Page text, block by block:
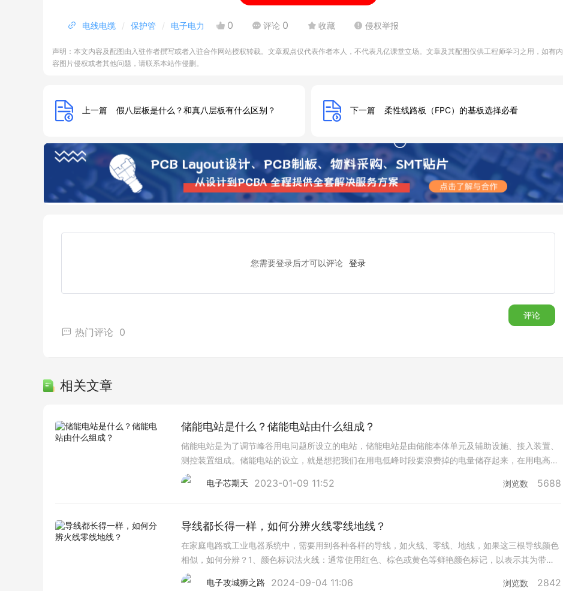
电线电缆 保护管 电子电力 0 评论 0 收藏 侵权举报
声明：本文内容及配图由入驻作者撰写或者入驻合作网站授权转载。文章观点仅代表作者本人，不代表凡亿课堂立场。文章及其配图仅供工程师学习之用，如有内
容图片侵权或者其他问题，请联系本站作侵删。
上一篇 假八层板是什么？和真八层板有什么区别？ 下一篇 柔性线路板（FPC）的基板选择必看
您需要登录后才可以评论 登录
评论
热门评论 0
相关文章
储能电站是什么？储能电站由什么组成？
储能电站是为了调节峰谷用电问题所设立的电站，储能电站是由储能本体单元及辅助设施、接入装置、
测控装置组成。储能电站的设立，就是想把我们在用电低峰时段要浪费掉的电量储存起来，在用电高峰
的时候重新释放到电网中，来达到削峰填谷的的目的。储能电站可以
电子芯期天
2023-01-09 11:52 浏览数 5688
导线都长得一样，如何分辨火线零线地线？
在家庭电路或工业电器系统中，需要用到各种各样的导线，如火线、零线、地线，如果这三根导线颜色
相似，如何分辨？1、颜色标识法火线：通常使用红色、棕色或黄色等鲜艳颜色标记，以表示其为带电
线路，负责传输电流。零线：常用蓝色或黑色表示，是电流回路的路
电子攻城狮之路
2024-09-04 11:06 浏览数 2842